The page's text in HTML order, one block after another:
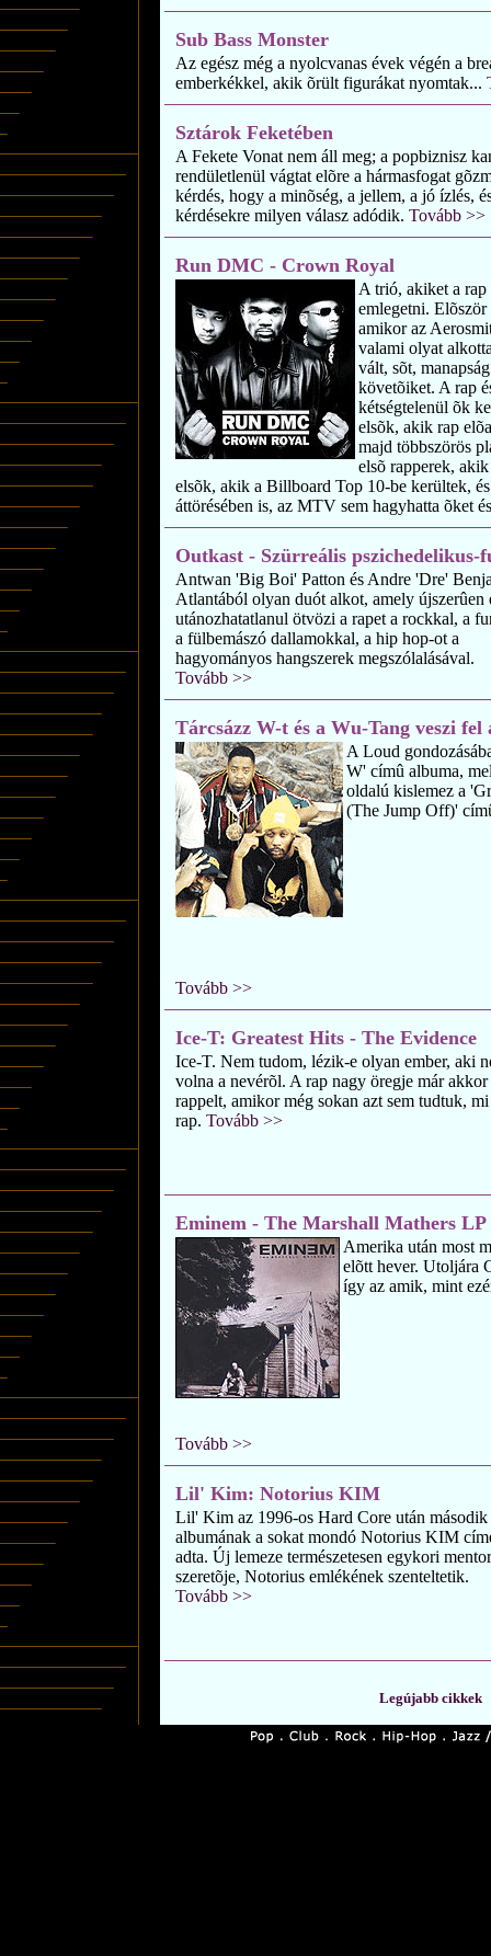
Sub Bass Monster
Az egész még a nyolcvanas évek végén a
emberkékkel, akik õrült figurákat nyomtak...
Sztárok Feketében
A Fekete Vonat nem áll meg; a popbiznisz
rendületlenül vágtat elõre a hármasfogat
kérdés, hogy a minõség, a jellem, a jó ízlés,
kérdésekre milyen válasz adódik. Tovább >>
Run DMC - Crown Royal
A trió, akiket a
emlegetni.
amikor az
valami olyat
vált, sõt,
követõiket. A rap
kétségtelenül õk
elsõk, akik rap
majd többszörös
elsõ rapperek,
elsõk, akik a Billboard Top 10-be kerültek,
áttörésében is, az MTV sem hagyhatta õket
Outkast - Szürreális pszichedelikus-
Antwan 'Big Boi' Patton és Andre 'Dre'
Atlantából olyan duót alkot, amely újszerûen
utánozhatatlanul ötvözi a rapet a rockkal, a
a fülbemászó dallamokkal, a hip hop-ot a
hagyományos hangszerek megszólalásával.
Tovább >>
Tárcsázz W-t és a Wu-Tang veszi fel
A Loud
W' címû albuma,
oldalú kislemez a
(The Jump Off)'
Tovább >>
Ice-T: Greatest Hits - The Evidence
Ice-T. Nem tudom, lézik-e olyan ember, aki
volna a nevérõl. A rap nagy öregje már akkor
rappelt, amikor még sokan azt sem tudtuk, mi
rap. Tovább >>
Eminem - The Marshall Mathers LP
Amerika után most
elõtt hever. Utoljára
így az amik, mint
Tovább >>
Lil' Kim: Notorius KIM
Lil' Kim az 1996-os Hard Core után második
albumának a sokat mondó Notorius KIM
adta. Új lemeze természetesen egykori
szeretõje, Notorius emlékének szenteltetik.
Tovább >>
Legújabb cikkek